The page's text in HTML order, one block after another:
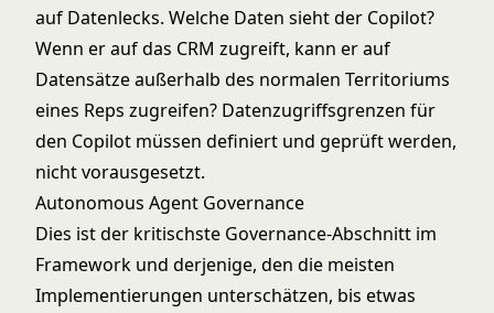
auf Datenlecks. Welche Daten sieht der Copilot?
Wenn er auf das CRM zugreift, kann er auf
Datensätze außerhalb des normalen Territoriums
eines Reps zugreifen? Datenzugriffsgrenzen für
den Copilot müssen definiert und geprüft werden,
nicht vorausgesetzt.
Autonomous Agent Governance
Dies ist der kritischste Governance-Abschnitt im
Framework und derjenige, den die meisten
Implementierungen unterschätzen, bis etwas